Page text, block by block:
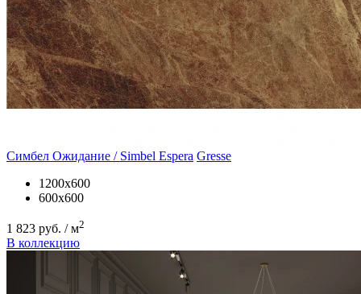
Симбел Ожидание / Simbel Espera Gresse
1200х600
600х600
1 823 руб. / м2
В коллекцию